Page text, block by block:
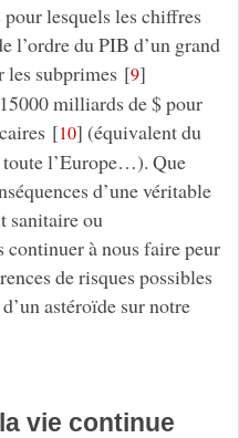
lesquels les chiffres
l’ordre du PIB d’un grand
subprimes [9]
milliards de $ pour
[10] (équivalent du
l’Europe…). Que
d’une véritable
sanitaire ou
à nous faire peur
de risques possibles
astéroïde sur notre
vie continue